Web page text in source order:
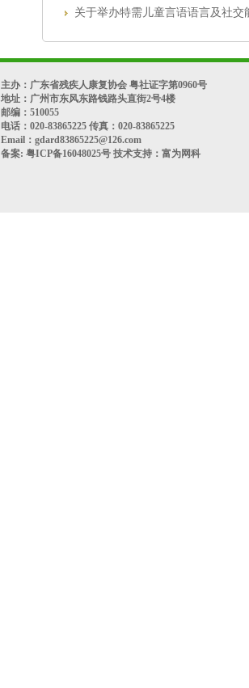
关于举办特需儿童言语语言及社
主办：广东省残疾人康复协会 粤社证字第0960号
地址：广州市东风东路钱路头直街2号4楼
邮编：510055
电话：020-83865225 传真：020-83865225
Email：gdard83865225@126.com
备案: 粤ICP备16048025号 技术支持： 富为网科